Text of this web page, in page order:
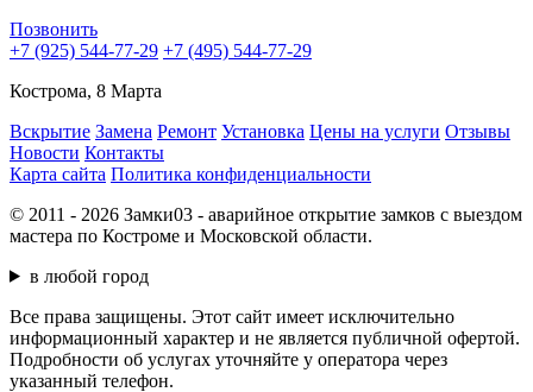
Позвонить
+7 (925) 544-77-29 +7 (495) 544-77-29
Кострома, 8 Марта
Вскрытие Замена Ремонт Установка Цены на услуги Отзывы
Новости Контакты
Карта сайта Политика конфиденциальности
© 2011 - 2026 Замки03 - аварийное открытие замков с выездом
мастера по Костроме и Московской области.
в любой город
Все права защищены. Этот сайт имеет исключительно
информационный характер и не является публичной офертой.
Подробности об услугах уточняйте у оператора через
указанный телефон.